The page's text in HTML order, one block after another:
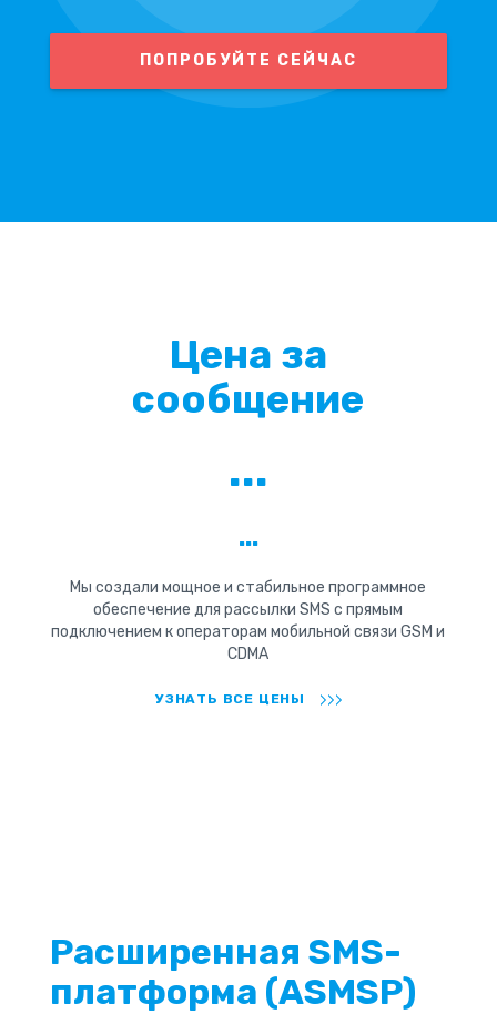
ПОПРОБУЙТЕ СЕЙЧАС
Цена за
сообщение
...
...
Мы создали мощное и стабильное программное
обеспечение для рассылки SMS с прямым
подключением к операторам мобильной связи GSM и
CDMA
УЗНАТЬ ВСЕ ЦЕНЫ
Расширенная SMS-
платформа (ASMSP)